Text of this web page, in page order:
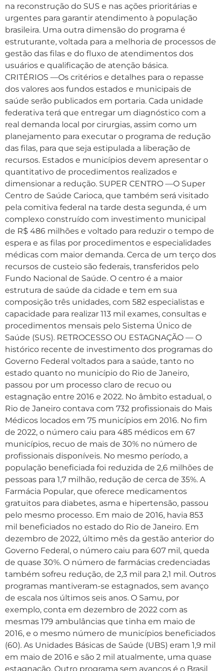
na reconstrução do SUS e nas ações prioritárias e
urgentes para garantir atendimento à população
brasileira. Uma outra dimensão do programa é
estruturante, voltada para a melhoria de processos de
gestão das filas e do fluxo de atendimentos dos
usuários e qualificação de atenção básica.
CRITÉRIOS —Os critérios e detalhes para o repasse
dos valores aos fundos estados e municipais de
saúde serão publicados em portaria. Cada unidade
federativa terá que entregar um diagnóstico com a
real demanda local por cirurgias, assim como um
planejamento para executar o programa de redução
das filas, para que seja estipulada a liberação de
recursos. Estados e municípios devem apresentar o
quantitativo de procedimentos realizados e
dimensionar a redução. SUPER CENTRO —O Super
Centro de Saúde Carioca, que também será visitado
pela comitiva federal na tarde desta segunda, é um
complexo construído com investimento municipal
de R$ 486 milhões e voltado para reduzir o tempo de
espera e as filas por procedimentos e especialidades
médicas com maior demanda. Cerca de um terço dos
recursos de custeio são federais, transferidos pelo
Fundo Nacional de Saúde. O centro é a maior
estrutura de saúde da cidade e tem em sua
composição três unidades, com 582 especialistas e
capacidade para realizar 113 mil exames, consultas e
procedimentos mensais pelo Sistema Único de
Saúde (SUS). RETROCESSO OU ESTAGNAÇÃO — O
histórico recente de investimento dos programas do
Governo Federal voltados para a saúde, tanto no
estado quanto no município do Rio de Janeiro,
passou por um processo claro de recuo ou
estagnação entre 2016 e 2022. No âmbito estadual, o
Rio de Janeiro contava com 732 profissionais do Mais
Médicos locados em 75 municípios em 2016. No fim
de 2022, o número caiu para 485 médicos em 67
municípios, recuo de mais de 30% no número de
profissionais disponíveis. No mesmo período, a
população beneficiada foi reduzida de 2,6 milhões de
pessoas para 1,7 milhão, redução de cerca de 35%. A
Farmácia Popular, que oferece medicamentos
gratuitos para diabetes, asma e hipertensão, passou
pelo mesmo processo. Em maio de 2016, havia 853
mil beneficiados no estado do Rio de Janeiro. Em
dezembro de 2022, último mês da gestão anterior do
Governo Federal, o número caiu para 607 mil, queda
de quase 30%. O número de farmácias credenciadas
também sofreu redução, de 2,3 mil para 2,1 mil. Outros
programas mantiveram-se estagnados, sem avanço
de escala nos últimos seis anos. O Samu, por
exemplo, conta em dezembro de 2022 com as
mesmas 179 ambulâncias que tinha em maio de
2016, e o mesmo número de municípios beneficiados
(60). As Unidades Básicas de Saúde (UBS) eram 1,9 mil
em maio de 2016 e são 2 mil atualmente, uma quase
estagnação. Outro programa sem avanços é o Brasil